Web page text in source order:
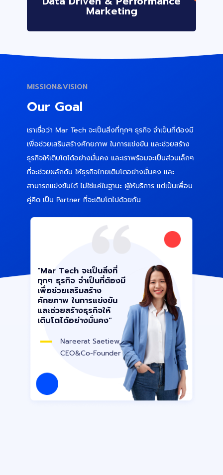
Marketing
MISSION&VISION
Our Goal
เราเชื่อว่า Mar Tech จะเป็นสิ่งที่ทุกๆ ธุรกิจ จำเป็นที่ต้องมี
เพื่อช่วยเสริมสร้างศักยภาพ ในการแข่งขัน และช่วยสร้าง
ธุรกิจให้เติบโตได้อย่างมั่นคง และเราพร้อมจะเป็นส่วนเล็กๆ
ที่จะช่วยผลักดัน ให้ธุรกิจไทยเติบโตอย่างมั่นคง และ
สามารถแข่งขันได้ ไม่ใช่แค่ในฐานะ ผู้ให้บริการ แต่เป็นเพื่อน
คู่คิด เป็น Partner ที่จะเติบโตไปด้วยกัน
"Mar Tech จะเป็นสิ่งที่
ทุกๆ ธุรกิจ จำเป็นที่ต้องมี
เพื่อช่วยเสริมสร้าง
ศักยภาพ ในการแข่งขัน
และช่วยสร้างธุรกิจให้
เติบโตได้อย่างมั่นคง"
Nareerat Saetiew,
CEO&Co-Founder